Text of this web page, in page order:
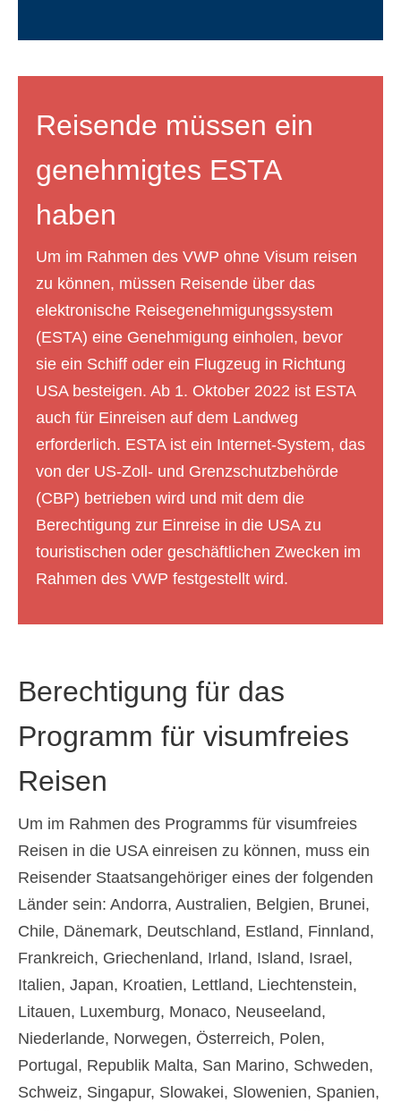
Reisende müssen ein
genehmigtes ESTA
haben
Um im Rahmen des VWP ohne Visum reisen
zu können, müssen Reisende über das
elektronische Reisegenehmigungssystem
(ESTA) eine Genehmigung einholen, bevor
sie ein Schiff oder ein Flugzeug in Richtung
USA besteigen. Ab 1. Oktober 2022 ist ESTA
auch für Einreisen auf dem Landweg
erforderlich. ESTA ist ein Internet-System, das
von der US-Zoll- und Grenzschutzbehörde
(CBP) betrieben wird und mit dem die
Berechtigung zur Einreise in die USA zu
touristischen oder geschäftlichen Zwecken im
Rahmen des VWP festgestellt wird.
Berechtigung für das
Programm für visumfreies
Reisen
Um im Rahmen des Programms für visumfreies
Reisen in die USA einreisen zu können, muss ein
Reisender Staatsangehöriger eines der folgenden
Länder sein: Andorra, Australien, Belgien, Brunei,
Chile, Dänemark, Deutschland, Estland, Finnland,
Frankreich, Griechenland, Irland, Island, Israel,
Italien, Japan, Kroatien, Lettland, Liechtenstein,
Litauen, Luxemburg, Monaco, Neuseeland,
Niederlande, Norwegen, Österreich, Polen,
Portugal, Republik Malta, San Marino, Schweden,
Schweiz, Singapur, Slowakei, Slowenien, Spanien,